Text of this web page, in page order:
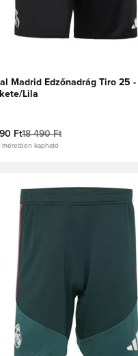
Madrid Edzőnadrág Tiro 25 -
Lila
Ft18 490 Ft
méretben kapható
való regisztrációhoz
egy modált a